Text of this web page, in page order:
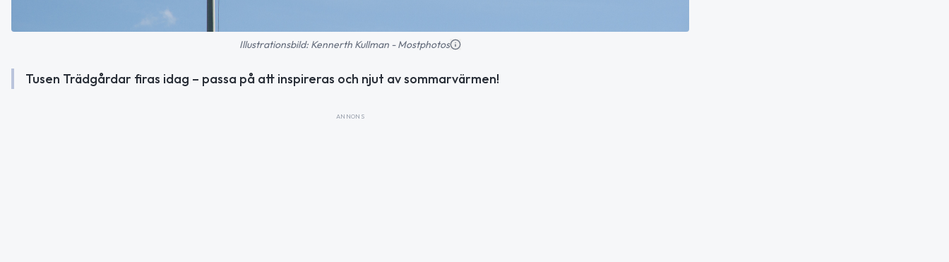
Illustrationsbild: Kennerth Kullman - Mostphotos
Tusen Trädgårdar firas idag – passa på att inspireras och njut av sommarvärmen!
ANNONS